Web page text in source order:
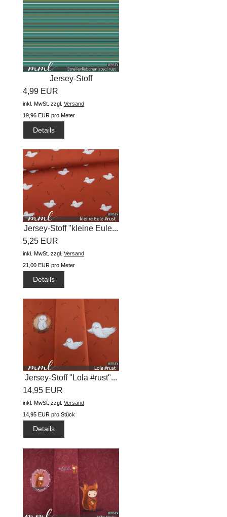
Jersey-Stoff
"Streifenliebchen...
4,99 EUR
inkl. MwSt. zzgl. Versand
19,96 EUR pro Meter
Details
Jersey-Stoff "kleine Eule...
5,25 EUR
inkl. MwSt. zzgl. Versand
21,00 EUR pro Meter
Details
Jersey-Stoff "Lola #rust"...
14,95 EUR
inkl. MwSt. zzgl. Versand
14,95 EUR pro Stück
Details